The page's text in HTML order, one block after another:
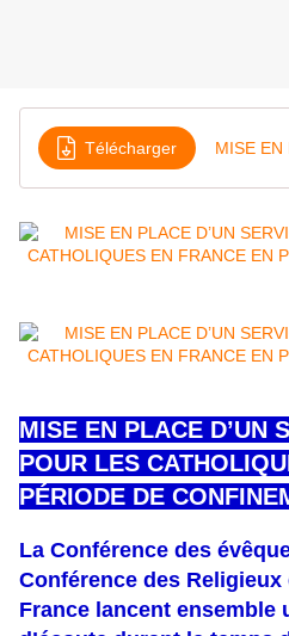
Télécharger
MISE EN PLACE D’UN
POUR LES
PÉRIODE DE
La Conférence des é
Conférence des Religieux
France lancent ensemble